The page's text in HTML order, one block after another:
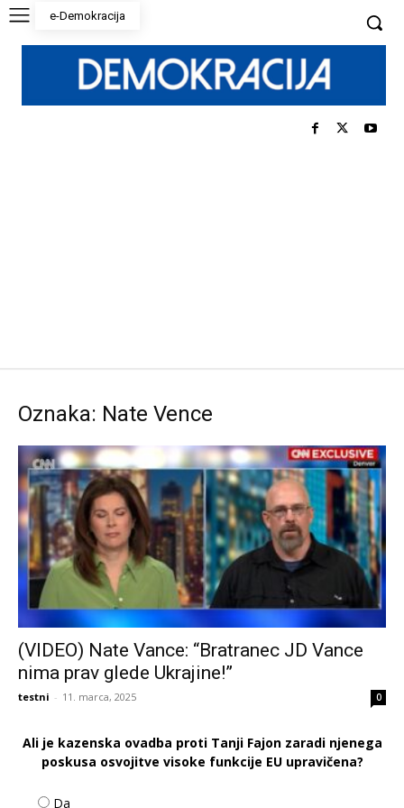
e-Demokracija
Oznaka: Nate Vence
(VIDEO) Nate Vance: “Bratranec JD Vance
nima prav glede Ukrajine!”
testni - 11. marca, 2025 0
Ali je kazenska ovadba proti Tanji Fajon zaradi njenega
poskusa osvojitve visoke funkcije EU upravičena?
Da